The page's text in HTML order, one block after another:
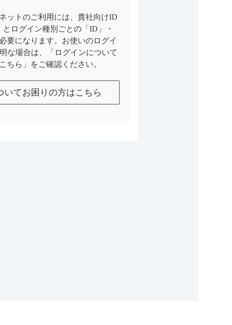
ットのご利用には、貴社向けID
ログイン種別ごとの「ID」・
要になります。お使いのログイ
な場合は、「ログインについて
ちら」をご確認ください。
いてお困りの方はこちら